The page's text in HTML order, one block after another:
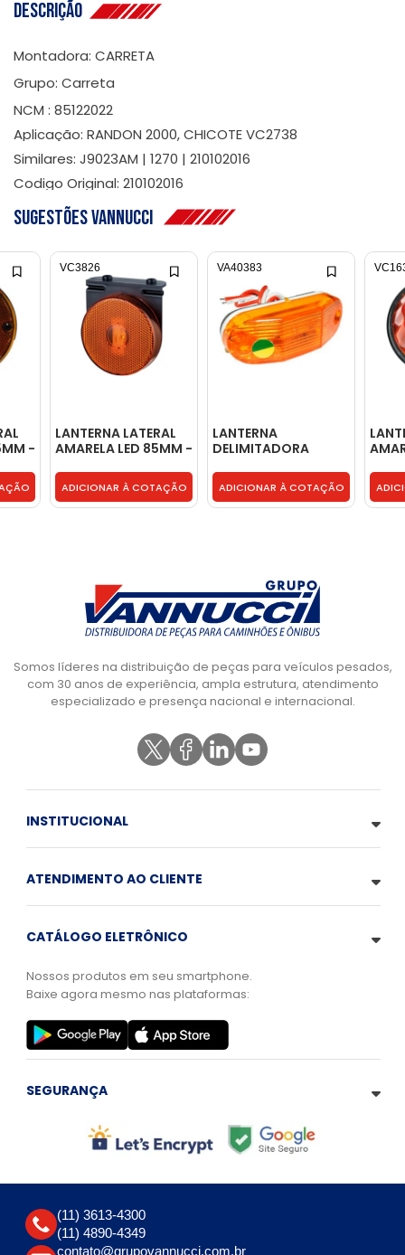
Descrição
Montadora: CARRETA
Grupo: Carreta
NCM : 85122022
Aplicação: RANDON 2000, CHICOTE VC2738
Similares: J9023AM | 1270 | 210102016
Codigo Original: 210102016
Sugestões Vannucci
-
LANTERNA LATERAL
AMARELA LED 85MM -
ADICIONAR À COTAÇÃO
VC3826
LANTERNA
DELIMITADORA
DE PLACA AMARELA -
PL13220061
ADICIONAR À COTAÇÃO
VA40383
Somos líderes na distribuição de peças para veículos pesados,
com 30 anos de experiência, ampla estrutura, atendimento
especializado e presença nacional e internacional.
INSTITUCIONAL
ATENDIMENTO AO CLIENTE
CATÁLOGO ELETRÔNICO
Nossos produtos em seu smartphone.
Baixe agora mesmo nas plataformas:
SEGURANÇA
(11) 3613-4300
(11) 4890-4349
contato@grupovannucci.com.br